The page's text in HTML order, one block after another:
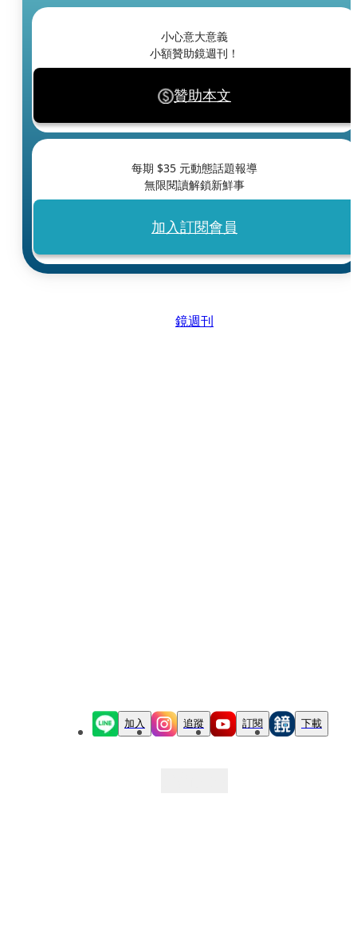
小心意大意義
小額贊助鏡週刊！
贊助本文
每期 $35 元動態話題報導
無限閱讀解鎖新鮮事
加入訂閱會員
鏡週刊
加入 追蹤 訂閱 下載